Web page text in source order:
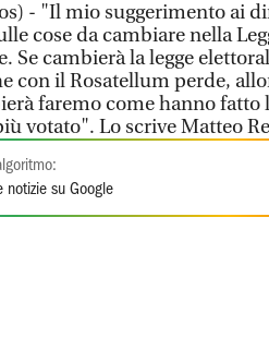
- "Il mio suggerimento ai
cose da cambiare nella
Se cambierà la legge
con il Rosatellum perde,
faremo come hanno fatto
votato". Lo scrive Matteo
su Google